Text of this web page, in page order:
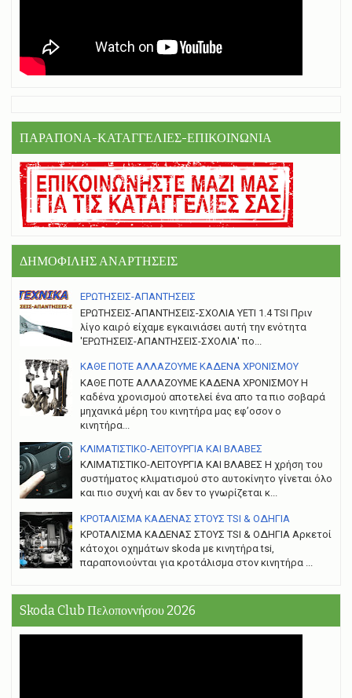
ΠΑΡΑΠΟΝΑ-ΚΑΤΑΓΓΕΛΙΕΣ-ΕΠΙΚΟΙΝΩΝΙΑ
ΔΗΜΟΦΙΛΗΣ ΑΝΑΡΤΗΣΕΙΣ
ΕΡΩΤΗΣΕΙΣ-ΑΠΑΝΤΗΣΕΙΣ
ΕΡΩΤΗΣΕΙΣ-ΑΠΑΝΤΗΣΕΙΣ-ΣΧΟΛΙΑ YETI 1.4 TSI Πριν
λίγο καιρό είχαμε εγκαινιάσει αυτή την ενότητα
'ΕΡΩΤΗΣΕΙΣ-ΑΠΑΝΤΗΣΕΙΣ-ΣΧΟΛΙΑ' πο...
ΚΑΘΕ ΠΟΤΕ ΑΛΛΑΖΟΥΜΕ ΚΑΔΕΝΑ ΧΡΟΝΙΣΜΟΥ
ΚΑΘΕ ΠΟΤΕ ΑΛΛΑΖΟΥΜΕ ΚΑΔΕΝΑ ΧΡΟΝΙΣΜΟΥ Η
καδένα χρονισμού αποτελεί ένα απο τα πιο σοβαρά
μηχανικά μέρη του κινητήρα μας εφ’οσον ο
κινητήρα...
ΚΛΙΜΑΤΙΣΤΙΚΟ-ΛΕΙΤΟΥΡΓΙΑ ΚΑΙ ΒΛΑΒΕΣ
ΚΛΙΜΑΤΙΣΤΙΚΟ-ΛΕΙΤΟΥΡΓΙΑ ΚΑΙ ΒΛΑΒΕΣ H χρήση του
συστήματος κλιματισμού στο αυτοκίνητο γίνεται όλο
και πιο συχνή και αν δεν το γνωρίζεται κ...
ΚΡΟΤΑΛΙΣΜΑ ΚΑΔΕΝΑΣ ΣΤΟΥΣ TSI & ΟΔΗΓΙΑ
ΚΡΟΤΑΛΙΣΜΑ ΚΑΔΕΝΑΣ ΣΤΟΥΣ TSI & ΟΔΗΓΙΑ Αρκετοί
κάτοχοι οχημάτων skoda με κινητήρα tsi,
παραπονιούνται για κροτάλισμα στον κινητήρα ...
Skoda Club Πελοποννήσου 2026